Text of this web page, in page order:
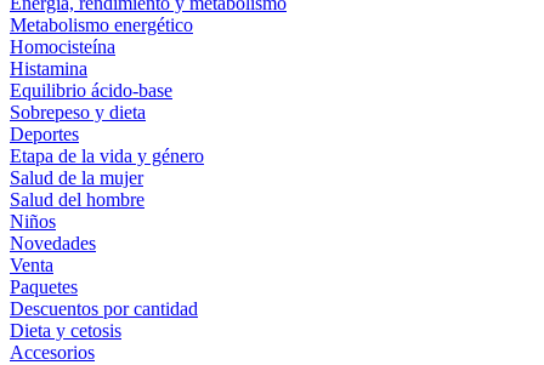
Metabolismo energético
Homocisteína
Histamina
Equilibrio ácido-base
Sobrepeso y dieta
Deportes
Etapa de la vida y género
Salud de la mujer
Salud del hombre
Niños
Novedades
Venta
Paquetes
Descuentos por cantidad
Dieta y cetosis
Accesorios